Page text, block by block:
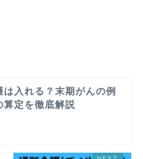
入れる？末期がんの例
算定を徹底解説